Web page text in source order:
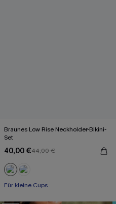
Braunes Low Rise Neckholder-Bikini-
Set
40,00 €44,00 €
Für kleine Cups